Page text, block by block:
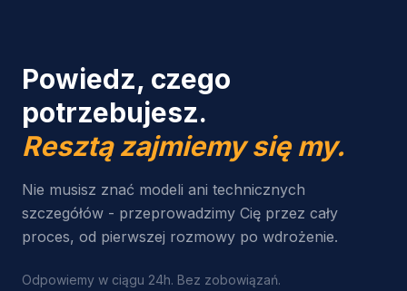
Powiedz, czego
potrzebujesz.
Resztą zajmiemy się my.
Nie musisz znać modeli ani technicznych
szczegółów - przeprowadzimy Cię przez cały
proces, od pierwszej rozmowy po wdrożenie.
Odpowiemy w ciągu 24h. Bez zobowiązań.